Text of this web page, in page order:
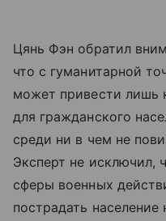
Цянь Фэн обратил
что с гуманитарной
может привести лишь
для гражданского
среди ни в чем не
Эксперт не исключил,
сферы военных
пострадать